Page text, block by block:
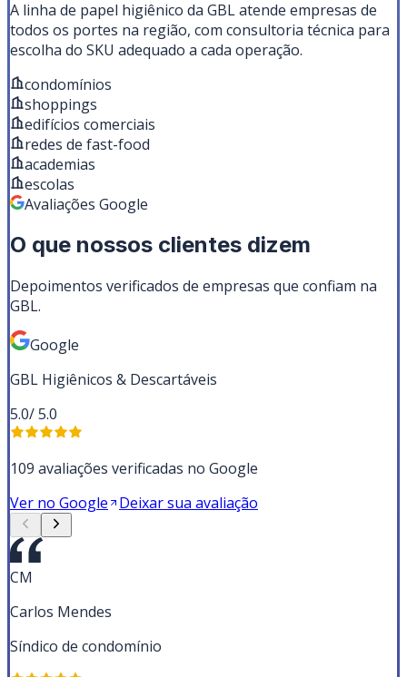
A linha de papel higiênico da GBL atende empresas de
todos os portes na região, com consultoria técnica para
escolha do SKU adequado a cada operação.
condomínios
shoppings
edifícios comerciais
redes de fast-food
academias
escolas
Avaliações Google
O que nossos clientes dizem
Depoimentos verificados de empresas que confiam na
GBL.
Google
GBL Higiênicos & Descartáveis
5.0/ 5.0
109 avaliações verificadas no Google
Ver no Google
Deixar sua avaliação
CM
Carlos Mendes
Síndico de condomínio